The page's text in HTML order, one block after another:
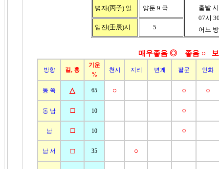
병자(丙子) 일 양둔 9 국
출발 시
07시 30
어느 방
임진(壬辰)시 5
매우좋음 ◎ 좋음 ○
방향 길, 흉
기운
%
천시 지리 변괘 팔문 인화
동 쪽 △ 65 ○ ○ ○
동 남 □ 10 ○
남 □ 10 ○
남 서 □ 35 ○